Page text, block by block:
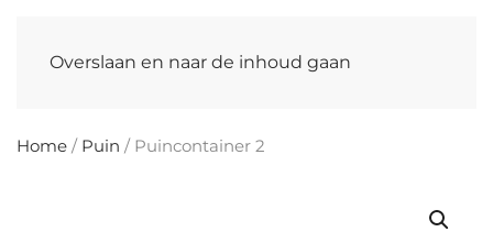
Overslaan en naar de inhoud gaan
Home / Puin / Puincontainer 2